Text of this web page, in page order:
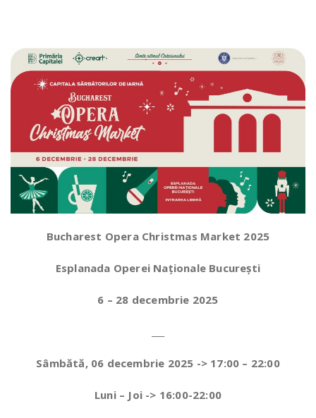
Bucharest Opera Christmas Market 2025
Esplanada Operei Naționale București
6 – 28 decembrie 2025
Sâmbătă, 06 decembrie 2025 -> 17:00 – 22:00
Luni – Joi -> 16:00-22:00